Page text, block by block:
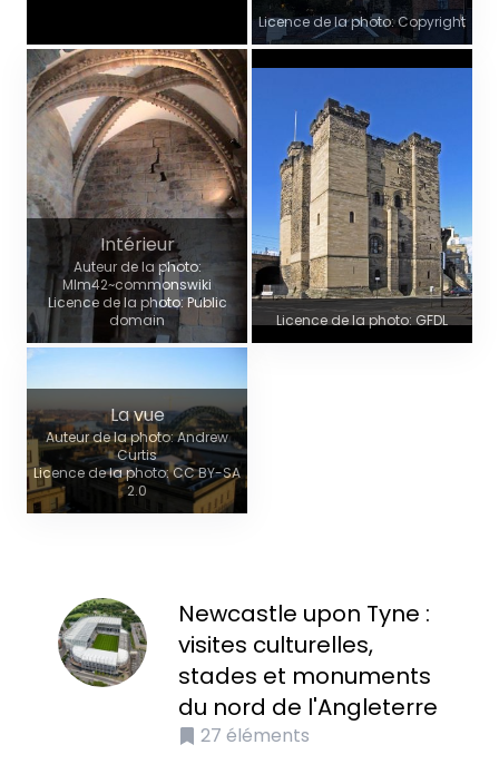
Licence de la photo: Copyright
Intérieur
Auteur de la photo:
Mlm42~commonswiki
Licence de la photo: Public
domain
Licence de la photo: GFDL
La vue
Auteur de la photo: Andrew
Curtis
Licence de la photo: CC BY-SA
2.0
Newcastle upon Tyne :
visites culturelles,
stades et monuments
du nord de l'Angleterre
27 éléments